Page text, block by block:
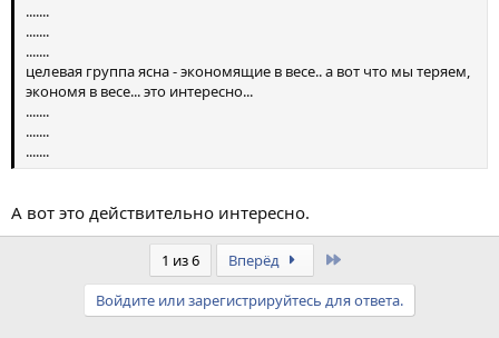
.......
.......
.......
целевая группа ясна - экономящие в весе.. а вот что мы теряем,
экономя в весе... это интересно...
.......
.......
.......
А вот это действительно интересно.
1 из 6 Вперёд
Войдите или зарегистрируйтесь для ответа.